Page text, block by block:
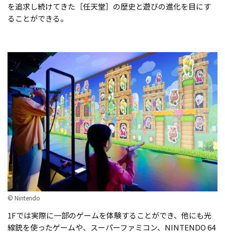
を追求し続けてきた［任天堂］の歴史と遊びの進化を目にす
ることができる。
© Nintendo
1Fでは実際に一部のゲームを体験することができ、他にも光
線銃を使ったゲームや、スーパーファミコン、NINTENDO 64